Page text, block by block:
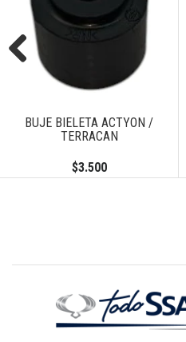
BUJE BIELETA ACTYON /
TERRACAN
$3.500